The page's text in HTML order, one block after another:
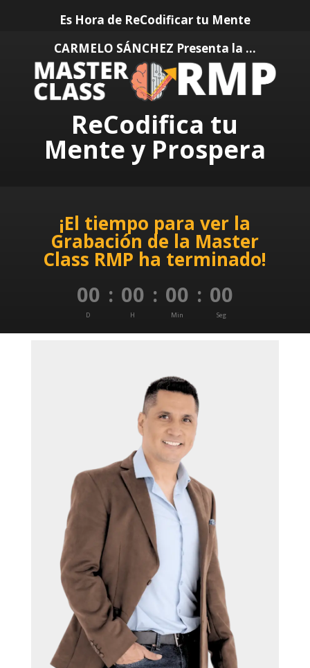
Es Hora de ReCodificar tu Mente
CARMELO SÁNCHEZ Presenta la …
ReCodifica tu
Mente y Prospera
¡El tiempo para ver la
Grabación de la Master
Class RMP ha terminado!
00
D
: 00
H
: 00
Min
: 00
Seg